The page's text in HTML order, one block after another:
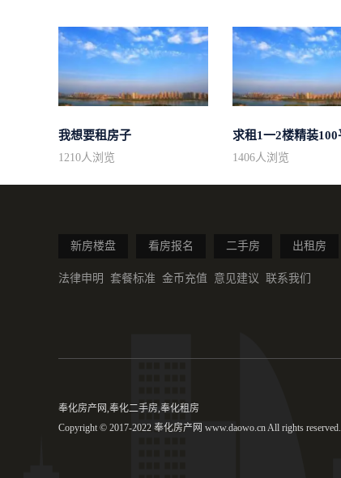
我想要租房子
1210人浏览 1406人浏览
新房楼盘 看房报名 二手房 出租房
法律申明 套餐标准 金币充值 意见建议 联系我们
奉化房产网,奉化二手房,奉化租房
Copyright © 2017-2022 奉化房产网 www.daowo.cn All rights reserved.